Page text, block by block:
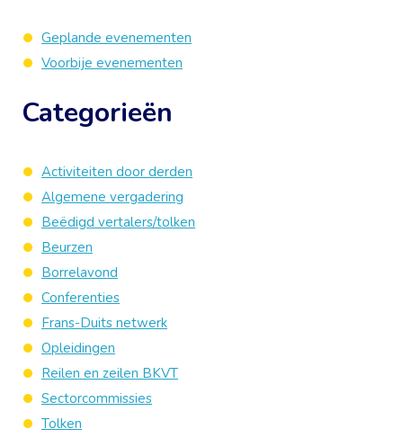
Geplande evenementen
Voorbije evenementen
Categorieën
Activiteiten door derden
Algemene vergadering
Beëdigd vertalers/tolken
Beurzen
Borrelavond
Conferenties
Frans-Duits netwerk
Opleidingen
Reilen en zeilen BKVT
Sectorcommissies
Tolken